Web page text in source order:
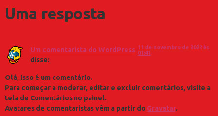
Uma resposta
Um comentarista do WordPress
disse:
11 de novembro de 2022 às
01:41
Olá, isso é um comentário.
Para começar a moderar, editar e excluir comentários, visite a
tela de Comentários no painel.
Avatares de comentaristas vêm a partir do Gravatar.